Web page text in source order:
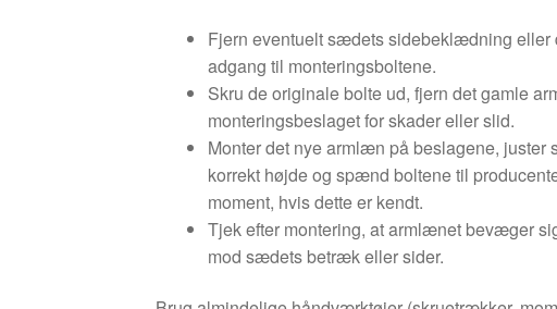
Fjern eventuelt sædets sidebeklædning eller
adgang til monteringsboltene.
Skru de originale bolte ud, fjern det gamle
monteringsbeslaget for skader eller slid.
Monter det nye armlæn på beslagene, juster
korrekt højde og spænd boltene til
moment, hvis dette er kendt.
Tjek efter montering, at armlænet bevæger
mod sædets betræk eller sider.